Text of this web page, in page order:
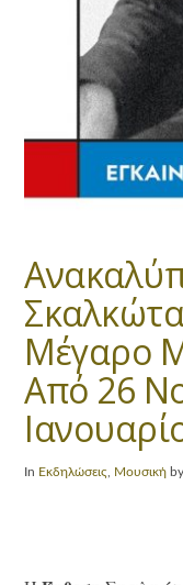
Μέγαρο
Από 26
In Εκδηλώσεις Μουσική